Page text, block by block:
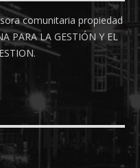
comunitaria propiedad
PARA LA GESTIÓN Y EL